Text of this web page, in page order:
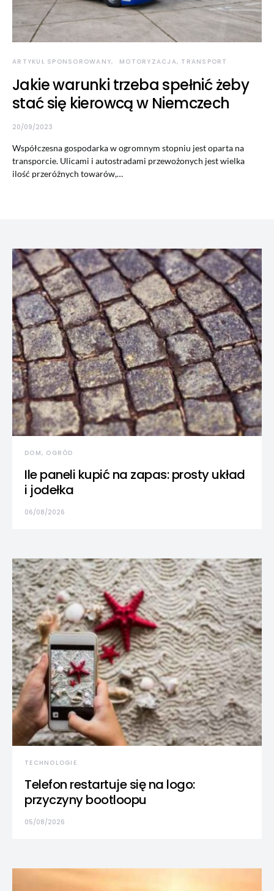
ARTYKUŁ SPONSOROWANY MOTORYZACJA, TRANSPORT
Jakie warunki trzeba spełnić żeby
stać się kierowcą w Niemczech
20/09/2023
Współczesna gospodarka w ogromnym stopniu jest oparta na
transporcie. Ulicami i autostradami przewożonych jest wielka
ilość przeróżnych towarów,…
DOM, OGRÓD
Ile paneli kupić na zapas: prosty układ
i jodełka
06/08/2026
TECHNOLOGIE
Telefon restartuje się na logo:
przyczyny bootloopu
05/08/2026